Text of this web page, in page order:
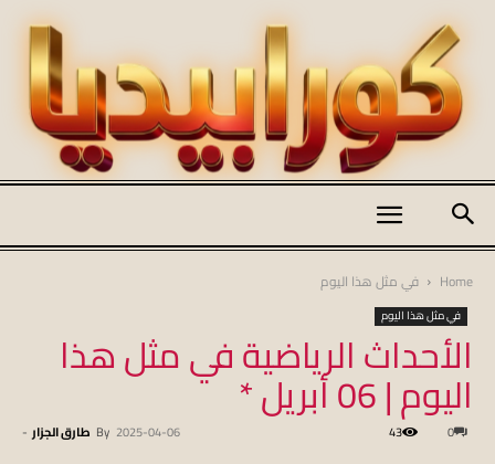
koraapedia
Home في مثل هذا اليوم
في مثل هذا اليوم
الأحداث الرياضية في مثل هذا
اليوم | 06 أبريل *
By طارق الجزار - 2025-04-06 0
43